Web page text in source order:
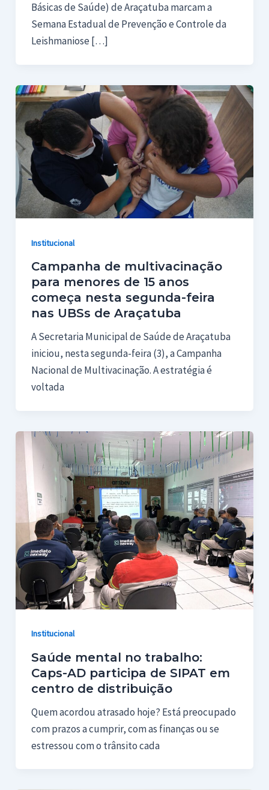
Básicas de Saúde) de Araçatuba marcam a
Semana Estadual de Prevenção e Controle da
Leishmaniose […]
Institucional
Campanha de multivacinação
para menores de 15 anos
começa nesta segunda-feira
nas UBSs de Araçatuba
A Secretaria Municipal de Saúde de Araçatuba
iniciou, nesta segunda-feira (3), a Campanha
Nacional de Multivacinação. A estratégia é
voltada
Institucional
Saúde mental no trabalho:
Caps-AD participa de SIPAT em
centro de distribuição
Quem acordou atrasado hoje? Está preocupado
com prazos a cumprir, com as finanças ou se
estressou com o trânsito cada